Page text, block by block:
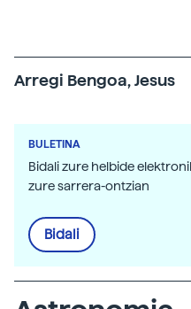
Arregi Bengoa, Jesus
BULETINA
Bidali zure helbide
zure sarrera-ontzian
Bidali